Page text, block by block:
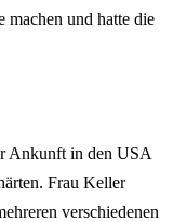
machen und hatte die
Ankunft in den USA
Frau Keller
verschiedenen